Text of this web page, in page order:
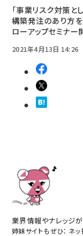
「事業リスク対策と
構築発注のあり方を
ローアップセミナー
2021年4月13日 14:26
業界情報やナレッジが
姉妹サイトもぜひ： ネッ